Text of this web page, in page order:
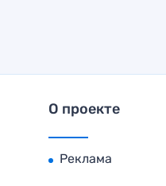
О проекте
Реклама